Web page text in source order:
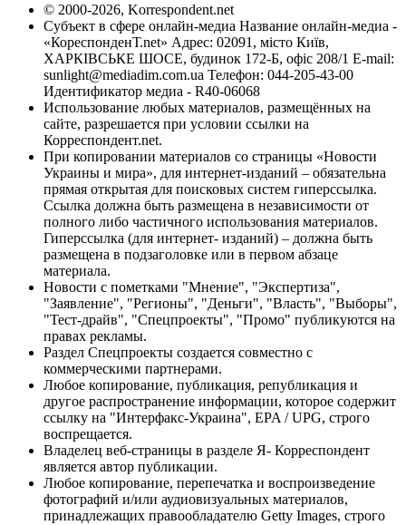
© 2000-2026, Korrespondent.net
Субъект в сфере онлайн-медиа Название онлайн-медиа -
«КореспонденТ.net» Адрес: 02091, місто Київ,
ХАРКІВСЬКЕ ШОСЕ, будинок 172-Б, офіс 208/1 E-mail:
sunlight@mediadim.com.ua Телефон: 044-205-43-00
Идентификатор медиа - R40-06068
Использование любых материалов, размещённых на
сайте, разрешается при условии ссылки на
Корреспондент.net.
При копировании материалов со страницы «Новости
Украины и мира», для интернет-изданий – обязательна
прямая открытая для поисковых систем гиперссылка.
Ссылка должна быть размещена в независимости от
полного либо частичного использования материалов.
Гиперссылка (для интернет- изданий) – должна быть
размещена в подзаголовке или в первом абзаце
материала.
Новости с пометками "Мнение", "Экспертиза",
"Заявление", "Регионы", "Деньги", "Власть", "Выборы",
"Тест-драйв", "Спецпроекты", "Промо" публикуются на
правах рекламы.
Раздел Спецпроекты создается совместно с
коммерческими партнерами.
Любое копирование, публикация, републикация и
другое распространение информации, которое содержит
ссылку на "Интерфакс-Украина", EPA / UPG, строго
воспрещается.
Владелец веб-страницы в разделе Я- Корреспондент
является автор публикации.
Любое копирование, перепечатка и воспроизведение
фотографий и/или аудиовизуальных материалов,
принадлежащих правообладателю Getty Images, строго